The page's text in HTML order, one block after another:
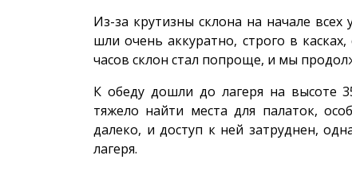
Из-за крутизны склона на начале
шли очень аккуратно, строго в
часов склон стал попроще, и мы
К обеду дошли до лагеря на высоте
тяжело найти места для палаток,
далеко, и доступ к ней затруднен,
лагеря.